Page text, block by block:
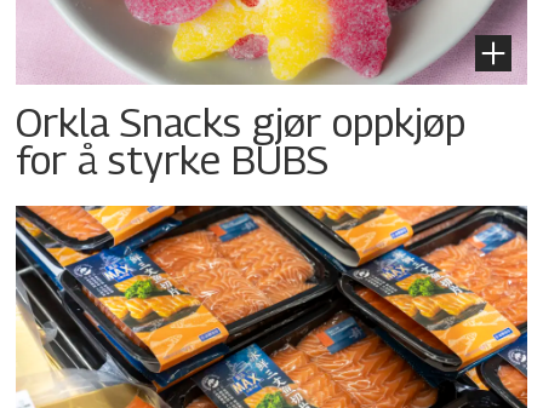
Orkla Snacks gjør oppkjøp
for å styrke BUBS